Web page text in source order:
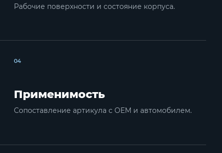
Рабочие поверхности и состояние корпуса.
04
Применимость
Сопоставление артикула с OEM и автомобилем.